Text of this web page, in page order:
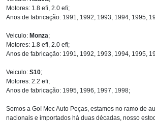
Motores: 1.8 efi, 2.0 efi;
Anos de fabricação: 1991, 1992, 1993, 1994, 1995,
Veiculo: Monza;
Motores: 1.8 efi, 2.0 efi;
Anos de fabricação: 1991, 1992, 1993, 1994, 1995,
Veiculo: S10;
Motores: 2.2 efi;
Anos de fabricação: 1995, 1996, 1997, 1998;
Somos a Go! Mec Auto Peças, estamos no ramo de
nacionais e importados há duas décadas, nosso